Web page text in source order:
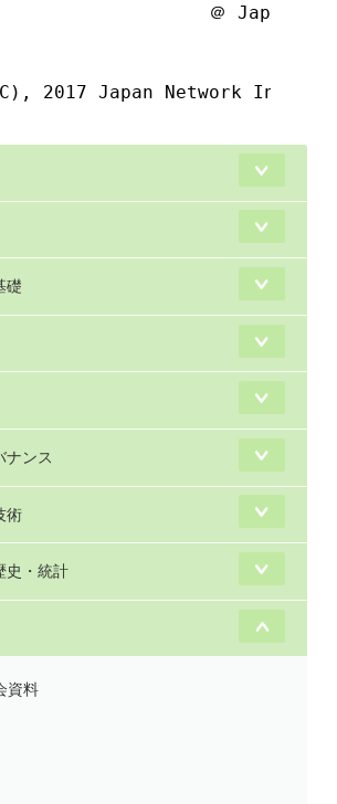
＠ Japan
2017 Japan Network
礎
ナンス
術
史・統計
資料